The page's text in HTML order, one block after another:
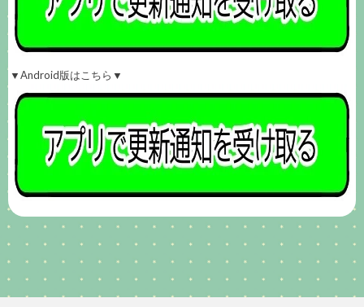
▼Android版はこちら▼
前のお話 TOP 次のお話